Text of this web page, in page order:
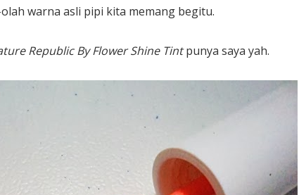
warna asli pipi kita memang begitu.
Republic By Flower Shine Tintpunya saya yah.